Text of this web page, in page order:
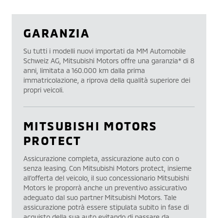
GARANZIA
Su tutti i modelli nuovi importati da MM Automobile
Schweiz AG, Mitsubishi Motors offre una garanzia* di 8
anni, limitata a 160.000 km dalla prima
immatricolazione, a riprova della qualità superiore dei
propri veicoli.
MITSUBISHI MOTORS
PROTECT
Assicurazione completa, assicurazione auto con o
senza leasing. Con Mitsubishi Motors protect, insieme
all’offerta del veicolo, il suo concessionario Mitsubishi
Motors le proporrà anche un preventivo assicurativo
adeguato dal suo partner Mitsubishi Motors. Tale
assicurazione potrà essere stipulata subito in fase di